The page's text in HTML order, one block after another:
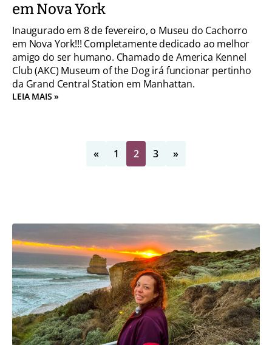
em Nova York
Inaugurado em 8 de fevereiro, o Museu do Cachorro
em Nova York!!! Completamente dedicado ao melhor
amigo do ser humano. Chamado de America Kennel
Club (AKC) Museum of the Dog irá funcionar pertinho
da Grand Central Station em Manhattan.
LEIA MAIS »
« 1 2 3 »